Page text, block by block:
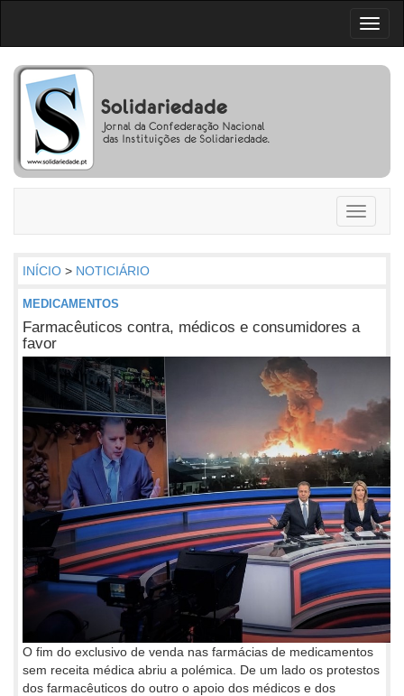
Toggle
INÍCIO > NOTICIÁRIO
MEDICAMENTOS
Farmacêuticos contra, médicos e consumidores a
favor
O fim do exclusivo de venda nas farmácias de medicamentos
sem receita médica abriu a polémica. De um lado os protestos
dos farmacêuticos do outro o apoio dos médicos e dos